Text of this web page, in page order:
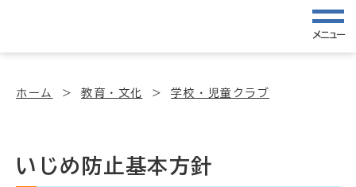
メニュー
ホーム 教育・文化 学校・児童クラブ
いじめ防止基本方針